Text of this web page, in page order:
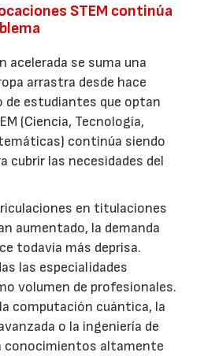
STEM continúa
acelerada se suma una
arrastra desde hace
de estudiantes que optan
(Ciencia, Tecnología,
continúa siendo
cubrir las necesidades del
en titulaciones
aumentado, la demanda
todavía más deprisa.
las especialidades
volumen de profesionales.
computación cuántica, la
o la ingeniería de
conocimientos altamente